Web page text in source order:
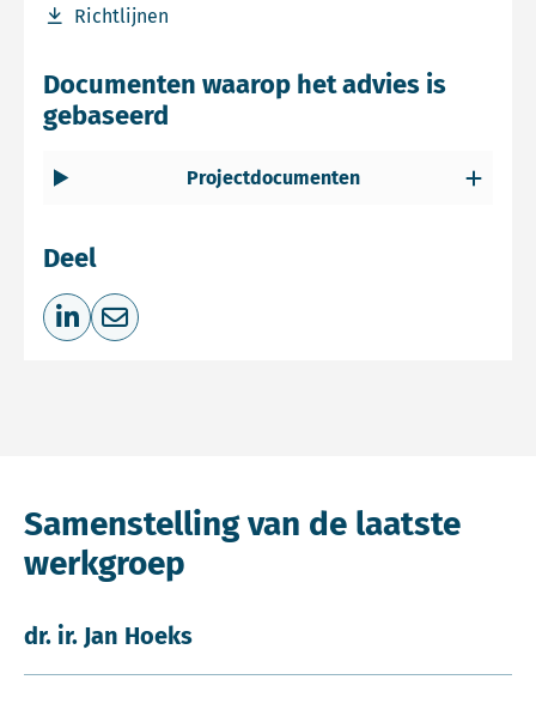
Richtlijnen
Download bestand Richtlijnen
Documenten waarop het advies is
gebaseerd
Projectdocumenten
Deel
Deel op LinkedIn
Deel via e-mail
Samenstelling van de laatste
werkgroep
dr. ir. Jan Hoeks